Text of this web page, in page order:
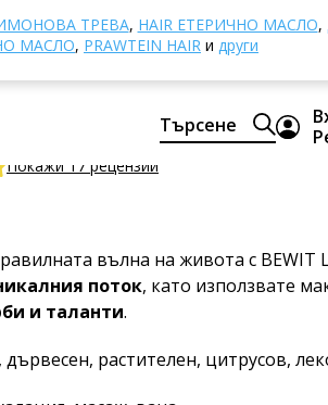
ТРЕВА, HAIR ЕТЕРИЧНО МАСЛО,
МАСЛО, PRAWTEIN HAIR и други
Търсене
масла Животът на BEWIT
на BEWIT
смес от етерични масла CTEO®
Покажи 17 рецензии
вълна на живота с BEWIT
поток, като използвате
и таланти.
растителен, цитрусов,